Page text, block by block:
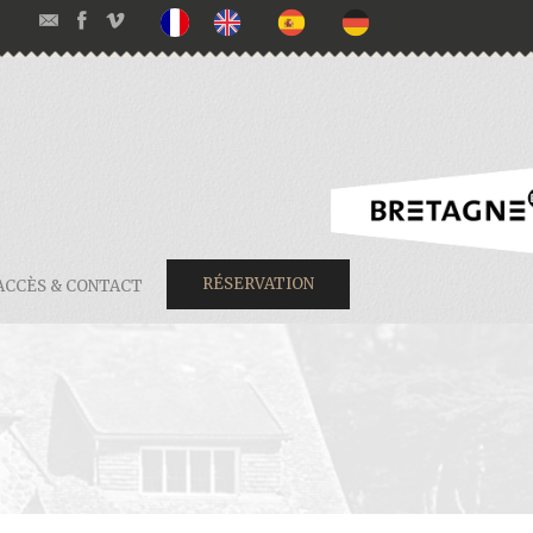
& CONTACT RÉSERVATION